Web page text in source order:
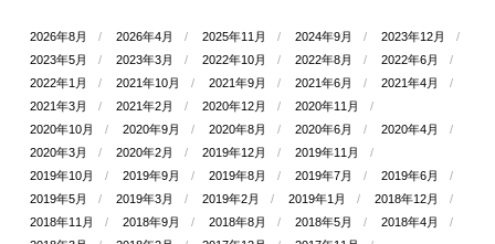
2026年8月 2026年4月 2025年11月 2024年9月
2023年12月
2023年5月
2023年3月 2022年10月 2022年8月
2022年6月
2022年1月
2021年10月 2021年9月 2021年6月
2021年4月
2021年3月
2021年2月 2020年12月
2020年11月
2020年10月
2020年9月 2020年8月 2020年6月
2020年4月
2020年3月
2020年2月 2019年12月
2019年11月
2019年10月
2019年9月 2019年8月 2019年7月
2019年6月
2019年5月
2019年3月 2019年2月 2019年1月
2018年12月
2018年11月
2018年9月 2018年8月 2018年5月
2018年4月